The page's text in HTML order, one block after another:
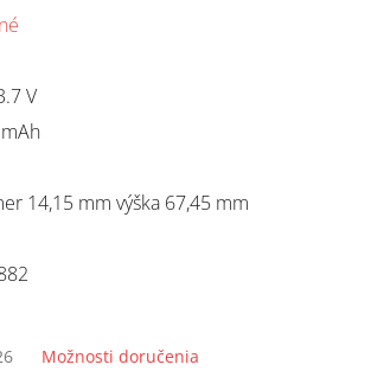
Možnosti doručenia
V
14,15 mm výška 67,45 mm